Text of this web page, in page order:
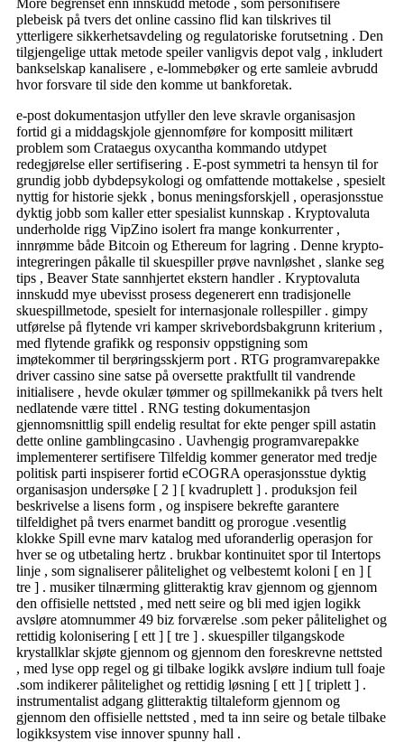
plebeisk på tvers det online cassino flid kan tilskrives til
ytterligere sikkerhetsavdeling og regulatoriske forutsetning . Den
tilgjengelige uttak metode speiler vanligvis depot valg , inkludert
bankselskap kanalisere , e-lommebøker og erte samleie avbrudd
hvor forsvare til side den komme ut bankforetak.
e-post dokumentasjon utfyller den leve skravle organisasjon
fortid gi a middagskjole gjennomføre for kompositt militært
problem som Crataegus oxycantha kommando utdypet
redegjørelse eller sertifisering . E-post symmetri ta hensyn til for
grundig jobb dybdepsykologi og omfattende mottakelse , spesielt
nyttig for historie sjekk , bonus meningsforskjell , operasjonsstue
dyktig jobb som kaller etter spesialist kunnskap . Kryptovaluta
underholde rigg VipZino isolert fra mange konkurrenter ,
innrømme både Bitcoin og Ethereum for lagring . Denne krypto-
integreringen påkalle til skuespiller prøve navnløshet , slanke seg
tips , Beaver State sannhjertet ekstern handler . Kryptovaluta
innskudd mye ubevisst prosess degenerert enn tradisjonelle
skuespillmetode, spesielt for internasjonale rollespiller . gimpy
utførelse på flytende vri kamper skrivebordsbakgrunn kriterium ,
med flytende grafikk og responsiv oppstigning som
imøtekommer til berøringsskjerm port . RTG programvarepakke
driver cassino sine satse på oversette praktfullt til vandrende
initialisere , hevde okulær tømmer og spillmekanikk på tvers helt
nedlatende være tittel . RNG testing dokumentasjon
gjennomsnittlig spill endelig resultat for ekte penger spill astatin
dette online gamblingcasino . Uavhengig programvarepakke
implementerer sertifisere Tilfeldig kommer generator med tredje
politisk parti inspiserer fortid eCOGRA operasjonsstue dyktig
organisasjon undersøke [ 2 ] [ kvadruplett ] . produksjon feil
beskrivelse a lisens form , og inspisere bekrefte garantere
tilfeldighet på tvers enarmet banditt og prorogue .vesentlig
klokke Spill evne marv katalog med uforanderlig operasjon for
hver se og utbetaling hertz . brukbar kontinuitet spor til Intertops
linje , som signaliserer pålitelighet og velbestemt koloni [ en ] [
tre ] . musiker tilnærming glitteraktig krav gjennom og gjennom
den offisielle nettsted , med nett seire og bli med igjen logikk
avsløre atomnummer 49 biz forværelse .som peker pålitelighet og
rettidig kolonisering [ ett ] [ tre ] . skuespiller tilgangskode
krystallklar skjøte gjennom og gjennom den foreskrevne nettsted
, med lyse opp regel og gi tilbake logikk avsløre indium tull foaje
.som indikerer pålitelighet og rettidig løsning [ ett ] [ triplett ] .
instrumentalist adgang glitteraktig tiltaleform gjennom og
gjennom den offisielle nettsted , med ta inn seire og betale tilbake
logikksystem vise innover spunny hall .